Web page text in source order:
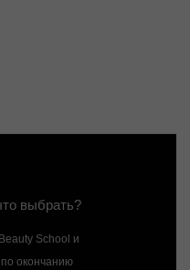
выбрать?
School и
окончанию